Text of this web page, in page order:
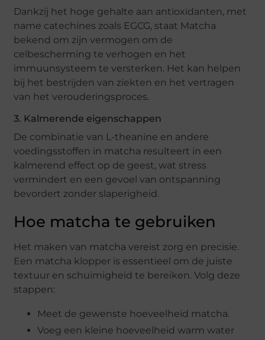
Dankzij het hoge gehalte aan antioxidanten, met
name catechines zoals EGCG, staat Matcha
bekend om zijn vermogen om de
celbescherming te verhogen en het
immuunsysteem te versterken. Het kan helpen
bij het bestrijden van ziekten en het vertragen
van het verouderingsproces.
3. Kalmerende eigenschappen
De combinatie van L-theanine en andere
voedingsstoffen in matcha resulteert in een
kalmerend effect op de geest, wat stress
vermindert en een gevoel van ontspanning
bevordert zonder slaperigheid.
Hoe matcha te gebruiken
Het maken van matcha vereist zorg en precisie.
Een matcha klopper is essentieel om de juiste
textuur en schuimigheid te bereiken. Volg deze
stappen:
Meet de gewenste hoeveelheid matcha.
Voeg een kleine hoeveelheid warm water